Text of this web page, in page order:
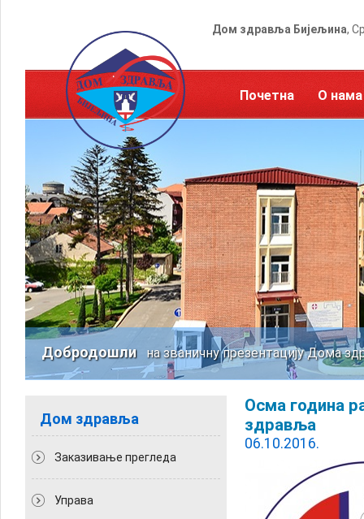
Дом здравља Бијељина,
Почетна О нама
Добродошлина званичну презентацију Дома
Дом здравља
Заказивање прегледа
Управа
Осма година
здравља
06.10.2016.